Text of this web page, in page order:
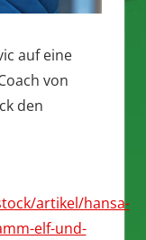
auf eine
von
den
artikel/hansa-
elf-und-